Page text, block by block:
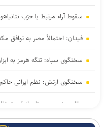
سقوط آراء مرتبط با حزب
فیدان: احتمالاً مصر به توافق
سخنگوی سپاه: تنگه هرمز به
سخنگوی ارتش: نظم ایرانی
مقام یمنی: عربستان از قدرت